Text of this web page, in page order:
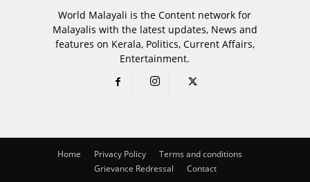
World Malayali is the Content network for
Malayalis with the latest updates, News and
features on Kerala, Politics, Current Affairs,
Entertainment.
Home Privacy Policy
Terms and conditions
Grievance Redressal
Contact